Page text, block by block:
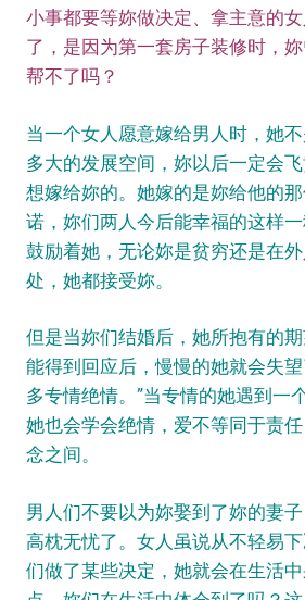
小事都要等妳做决定、拿主意的
了，是因为第一套房子装修时，
帮不了吗？
当一个女人愿意嫁给男人时，她
多大的发展空间，妳以后一定会
想嫁给妳的。她嫁的是妳给他的
诺，妳们两人今后能幸福的这样
鼓励着她，无论妳是贫穷还是在
处，她都接受妳。
但是当妳们结婚后，她所抱有的
能得到回应后，慢慢的她就会失
多专情绝情。”当专情的她遇到一
她也会学会绝情，爱不等同于责
念之间。
男人们不要以为妳娶到了妳的妻子
高枕无忧了。女人虽说从不轻易
们做了某些决定，她就会在生活